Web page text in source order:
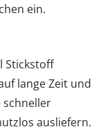
ein.
Stickstoff
lange Zeit und
schneller
ausliefern.